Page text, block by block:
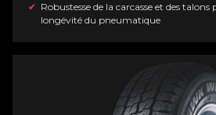
Robustesse de la carcasse et des
longévité du pneumatique